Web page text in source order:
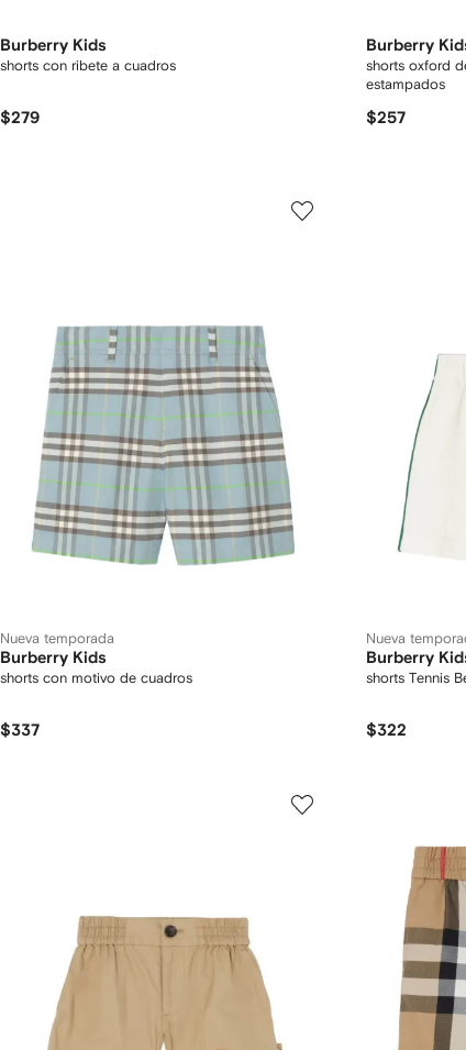
Burberry Kids
shorts con ribete a cuadros
$279
Burberry
shorts oxford
estampados
$257
Nueva temporada
Burberry Kids
shorts con motivo de cuadros
$337
Nueva
Burberry
shorts Tennis
$322